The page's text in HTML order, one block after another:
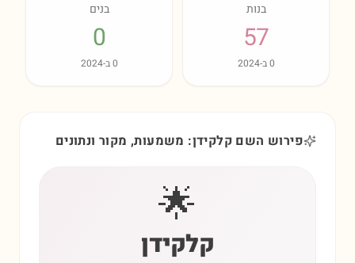
בנות
57
0ב-2024
בנים
0
0ב-2024
פירוש השם קלקידן: משמעות, מקור ונתונים
🌟
קלקידן